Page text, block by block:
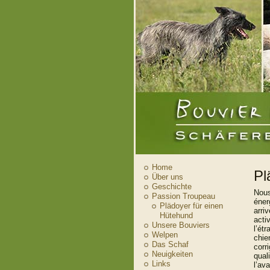
Home
Über uns
Geschichte
Passion Troupeau
Plädoyer für einen
Hütehund
Unsere Bouviers
Welpen
Das Schaf
Neuigkeiten
Links